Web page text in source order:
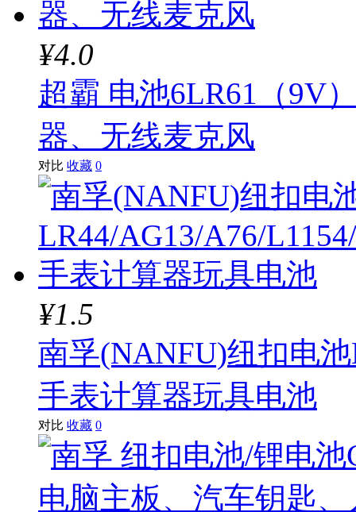
¥4.0
超霸 电池6LR61（9V
器、无线麦克风
对比 收藏 0
¥1.5
南孚(NANFU)纽扣电
手表计算器玩具电池
对比 收藏 0